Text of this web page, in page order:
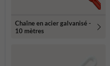
Chaîne en acier galvanisé -
10 mètres